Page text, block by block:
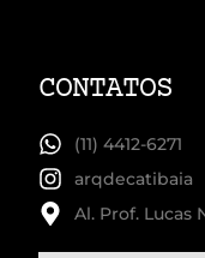
CONTATOS
(11) 4412-6271
arqdecatibaia
Al. Prof. Lucas